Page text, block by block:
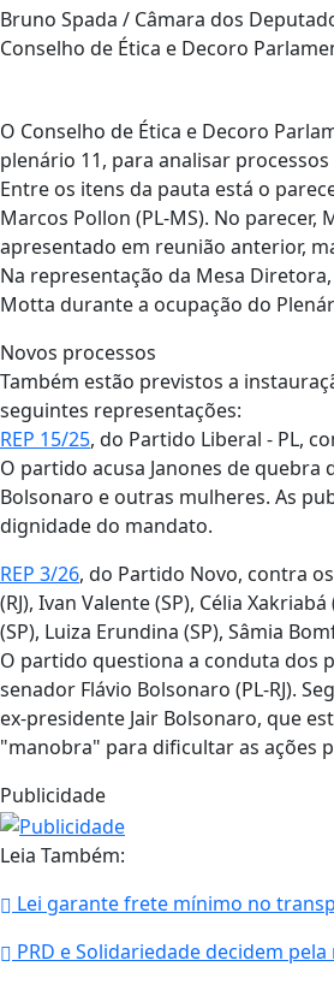
Bruno Spada / Câmara dos
Conselho de Ética e Decoro
O Conselho de Ética e Decoro
plenário 11, para analisar
Entre os itens da pauta está o
Marcos Pollon (PL-MS). No
apresentado em reunião anterior,
Na representação da Mesa
Motta durante a ocupação do
Novos processos
Também estão previstos a
seguintes representações:
REP 15/25, do Partido Liberal - PL,
O partido acusa Janones de
Bolsonaro e outras mulheres. As
dignidade do mandato.
REP 3/26, do Partido Novo, contra
(RJ), Ivan Valente (SP), Célia
(SP), Luiza Erundina (SP), Sâmia
O partido questiona a conduta dos
senador Flávio Bolsonaro (PL-RJ).
ex-presidente Jair Bolsonaro, que
"manobra" para dificultar as ações
Publicidade
Leia Também:
Lei garante frete mínimo no
PRD e Solidariedade decidem